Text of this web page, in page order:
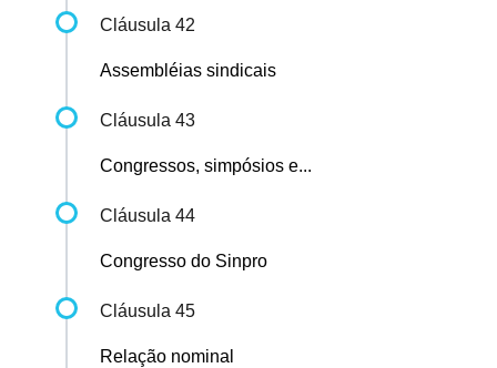
Cláusula 42
Assembléias sindicais
Cláusula 43
Congressos, simpósios e...
Cláusula 44
Congresso do Sinpro
Cláusula 45
Relação nominal